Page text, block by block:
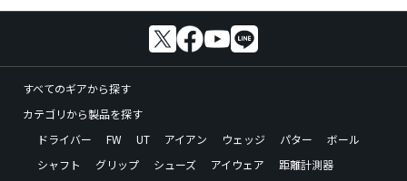
すべてのギアから探す
カテゴリから製品を探す
ドライバー
FW UT アイアン ウェッジ パター
ボール
シャフト
グリップ シューズ アイウェア
距離計測器